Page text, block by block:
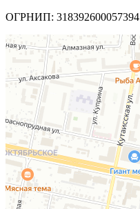
ОГРНИП: 318392600057394